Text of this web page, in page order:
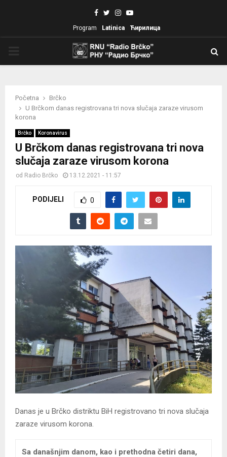
Facebook
TwitterInstagram
Youtube
Program Latinica Ћирилица
Početna
Brčko
U Brčkom danas registrovana tri nova slučaja zaraze virusom
korona
Brčko Koronavirus
U Brčkom danas registrovana tri nova
slučaja zaraze virusom korona
od Radio Brčko 13.12.2021 - 11:57
PODIJELI 0
Danas je u Brčko distriktu BiH registrovano tri nova slučaja
zaraze virusom korona.
Sa današnjim danom, kao i prethodna četiri dana,